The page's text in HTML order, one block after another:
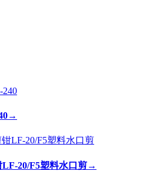
→
20/F5塑料水口剪→